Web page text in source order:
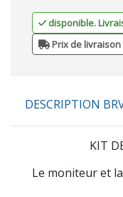
disponible.
Prix de
DESCRIPTION
KIT
Le moniteur et